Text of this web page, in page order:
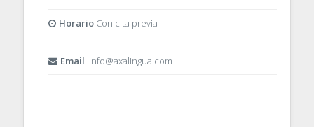
HorarioCon cita previa
Email info@axalingua.com